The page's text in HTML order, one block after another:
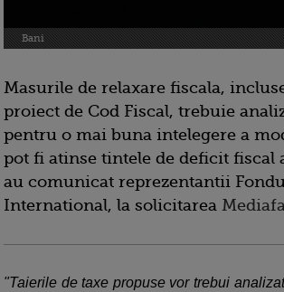
Bani
Masurile de relaxare fiscala,
proiect de Cod Fiscal, trebuie
pentru o mai buna intelegere a
pot fi atinse tintele de deficit fiscal
au comunicat reprezentantii
International, la solicitarea
"Taierile de taxe propuse vor trebui